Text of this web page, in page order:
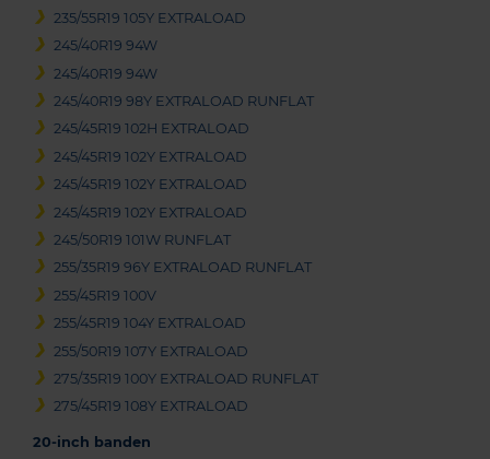
235/55R19 105Y EXTRALOAD
245/40R19 94W
245/40R19 94W
245/40R19 98Y EXTRALOAD RUNFLAT
245/45R19 102H EXTRALOAD
245/45R19 102Y EXTRALOAD
245/45R19 102Y EXTRALOAD
245/45R19 102Y EXTRALOAD
245/50R19 101W RUNFLAT
255/35R19 96Y EXTRALOAD RUNFLAT
255/45R19 100V
255/45R19 104Y EXTRALOAD
255/50R19 107Y EXTRALOAD
275/35R19 100Y EXTRALOAD RUNFLAT
275/45R19 108Y EXTRALOAD
20-inch banden